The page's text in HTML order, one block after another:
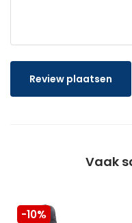
Review plaatsen
Vaak
-10%